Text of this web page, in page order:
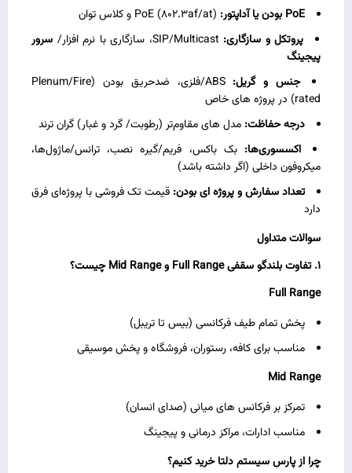
PoE بودن یا آداپتور:
پروتکل و سازگاری: SIP/Multicast، سازگاری با نرم‌ افزار/
سرور
پیجینگ
جنس و گریل:
ABS/فلزی، ضدحریق بودن (Plenum/Fire
rated) در پروژه‌ های خاص
درجه حفاظت: مدل‌ های مقاوم‌تر (رطوبت/ گرد و غبار) گران‌ ترند
اکسسوری‌ها:بک‌ باکس، فریم/گیره نصب، ترانس/ماژول‌ها،
میکروفون داخلی (اگر داشته باشد)
تعداد سفارش و پروژه‌ ای بودن: قیمت تک‌ فروشی با پروژه‌ای فرق
دارد
سوالات متداول
1. تفاوت بلندگو سقفی Full Range و Mid Range چیست؟
Full Range
پخش تمام طیف فرکانسی (بیس تا تریبل)
مناسب برای کافه، رستوران، فروشگاه و پخش موسیقی
Mid Range
تمرکز بر فرکانس‌ های میانی (صدای انسان)
مناسب ادارات، مراکز درمانی و پیجینگ
چرا از پارس سیستم دلتا خرید کنیم؟